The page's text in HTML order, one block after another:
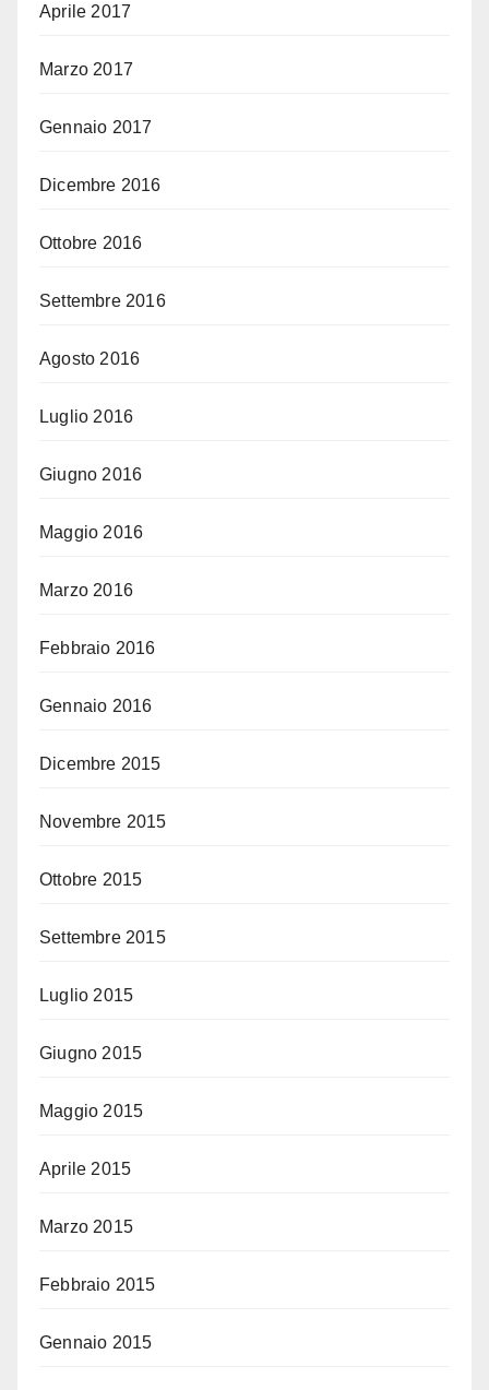
Aprile 2017
Marzo 2017
Gennaio 2017
Dicembre 2016
Ottobre 2016
Settembre 2016
Agosto 2016
Luglio 2016
Giugno 2016
Maggio 2016
Marzo 2016
Febbraio 2016
Gennaio 2016
Dicembre 2015
Novembre 2015
Ottobre 2015
Settembre 2015
Luglio 2015
Giugno 2015
Maggio 2015
Aprile 2015
Marzo 2015
Febbraio 2015
Gennaio 2015